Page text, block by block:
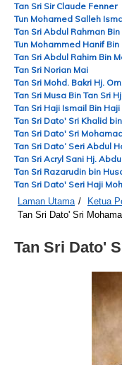
Tan Sri Sir Claude Fenner
Tun Mohamed Salleh
Tan Sri Abdul Rahman
Tun Mohammed Hanif Bin
Tan Sri Abdul Rahim Bin
Tan Sri Norian Mai
Tan Sri Mohd. Bakri Hj.
Tan Sri Musa Bin Tan Sri
Tan Sri Haji Ismail Bin
Tan Sri Dato' Sri Khalid
Tan Sri Dato' Sri
Tan Sri Dato’ Seri Abdul
Tan Sri Acryl Sani Hj.
Tan Sri Razarudin bin
Tan Sri Dato' Seri Haji
Laman Utama / Ketua
Tan Sri Dato' Sri
Tan Sri Dato'